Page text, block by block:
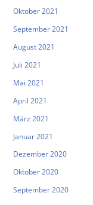
Oktober 2021
September 2021
August 2021
Juli 2021
Mai 2021
April 2021
März 2021
Januar 2021
Dezember 2020
Oktober 2020
September 2020